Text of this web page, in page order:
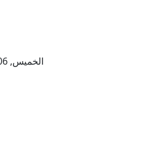
الخميس, 06 أغسطس 2026 – 23 صفر 1448 هـ